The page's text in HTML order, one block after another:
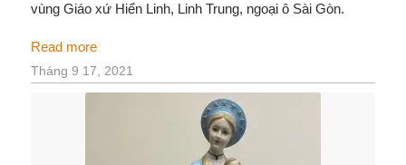
vùng Giáo xứ Hiển Linh, Linh Trung, ngoại ô Sài Gòn.
Read more
Tháng 9 17, 2021